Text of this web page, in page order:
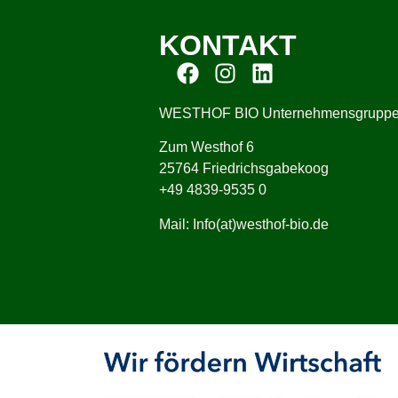
KONTAKT
WESTHOF BIO
Zum Westhof 6
25764 Friedrichsgabekoog
+49 4839-9535 0
Mail: Info(at)westhof-bio.de